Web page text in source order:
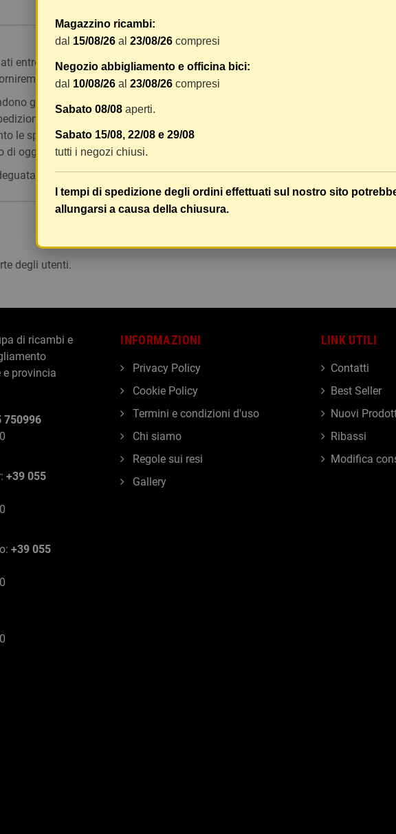
entro 2 giorni dal ricevimento del pagamento e vengono spediti tramite BRT
un link per tracciare il vostro pacco online.
gli oneri di gestione e imballaggio e le spese postali. I costi di gestione
Vi consigliamo di raggruppare i vostri articoli in un unico ordine. Non
le spese di spedizione saranno addebitate per ognuno di essi. Il vostro pacco
di oggetti fragili.
ampie e i vostri articoli son ben protetti.
degli utenti.
Magazzino ricambi:
dal 15/08/26 al 23/08/26 compresi
Negozio abbigliamento e officina bici:
dal 10/08/26 al 23/08/26 compresi
Sabato 08/08 aperti.
Sabato 15/08, 22/08 e 29/08
tutti i negozi chiusi.
I tempi di spedizione degli ordini effettuati sul nostro sito
allungarsi a causa della chiusura.
di ricambi e
e provincia
750996
+39 055
+39 055
LINK UTILI
Contatti
Best Seller
Nuovi
Ribassi
Modifica
INFORMAZIONI
Privacy Policy
Cookie Policy
Termini e condizioni d'uso
Chi siamo
Regole sui resi
Gallery